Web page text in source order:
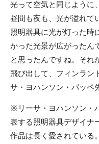
光って空気と同じように
昼間も夜も、光が溢れ
照明器具に光が灯った時
かった光景が広がったん
と思ったんですね。それ
飛び出して、フィンラン
サ・ヨハンソン・パッペ
※リーサ・ヨハンソン・
表する照明器具デザイナ
作品は長く愛されている